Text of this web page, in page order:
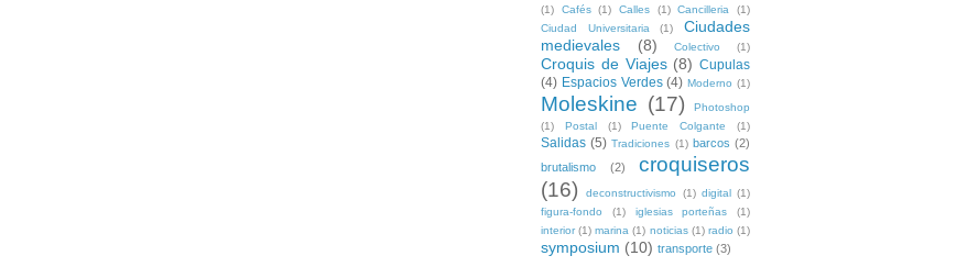
(1)
Cafés (1) Calles (1) Cancilleria
(1)
Ciudad Universitaria
(1)
Ciudades
medievales
(8) Colectivo (1)
Croquis de Viajes (8) Cupulas
(4) Espacios Verdes (4) Moderno (1)
Moleskine (17)
Photoshop
(1)
Postal (1) Puente Colgante (1)
Salidas (5) Tradiciones (1) barcos (2)
brutalismo
(2)
croquiseros
(16)
deconstructivismo (1) digital
(1)
figura-fondo
(1) iglesias porteñas
(1)
interior (1) marina (1) noticias (1) radio (1)
symposium (10) transporte (3)